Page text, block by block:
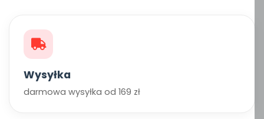
Wysyłka
darmowa wysyłka od 169 zł